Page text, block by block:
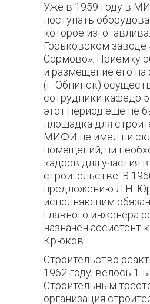
Уже в 1959 году в
поступать
которое
Горьковском заводе
Сормово». Приемку
и размещение его
(г. Обнинск)
сотрудники кафедр 5
этот период еще не
площадка для
МИФИ не имел ни
помещений, ни
кадров для участия в
строительстве. В
предложению Л.Н.
исполняющим
главного инженера
назначен ассистент
Крюков.
Строительство
1962 году, велось 1-
Строительным
организация